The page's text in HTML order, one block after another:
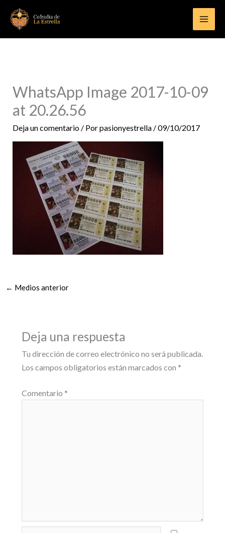
contenido
WhatsApp Image 2017-10-09
at 20.26.56
Deja un comentario / Porpasionyestrella /09/10/2017
← Medios anterior
Deja una respuesta
Tu dirección de correo electrónico no será publicada.
Los campos obligatorios están marcados con *
Comentario *